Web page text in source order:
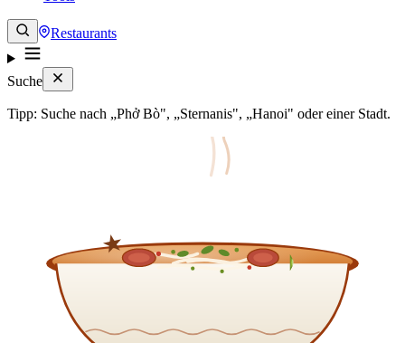
Restaurants
Suche
Tipp: Suche nach „Phở Bò", „Sternanis", „Hanoi" oder einer Stadt.